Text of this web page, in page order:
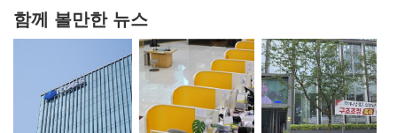
함께 볼만한 뉴스